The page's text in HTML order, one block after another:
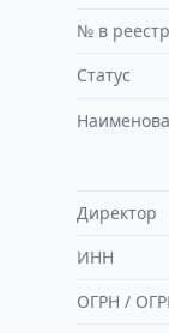
№ в
Статус
Директор
ИНН
ОГРН /